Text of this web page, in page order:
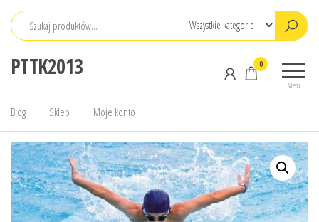
Przejdź
PTTK2013
Menu
0
Blog Sklep Moje konto